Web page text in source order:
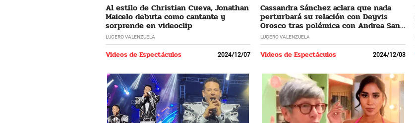
Al estilo de Christian Cueva, Jonathan
Maicelo debuta como cantante y
sorprende en videoclip
LUCERO VALENZUELA
Videos de Espectáculos 2024/12/07
Cassandra Sánchez aclara que nada
perturbará su relación con Deyvis
Orosco tras polémica con Andrea San
Martín
LUCERO VALENZUELA
Videos de Espectáculos 2024/12/03